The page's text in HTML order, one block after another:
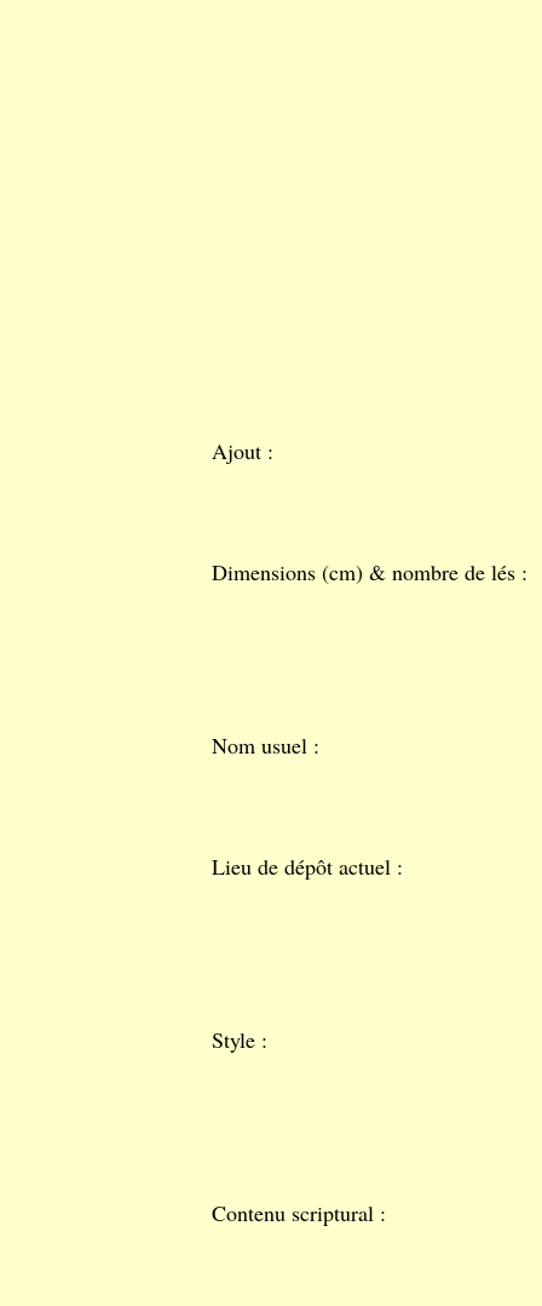
Ajout :
Dimensions (cm) & nombre de lés :
Nom usuel :
Lieu de dépôt actuel :
Style :
Contenu scriptural :